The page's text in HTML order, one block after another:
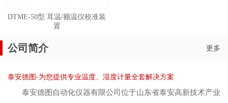
DTME-50型 耳温/额温仪校准装
置
公司简介 更多
泰安德图-为您提供专业温度、湿度计量全套解决方案
泰安德图自动化仪器有限公司位于山东省泰安高新技术产业